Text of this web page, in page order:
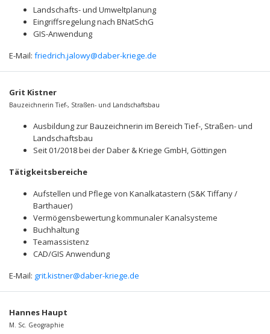
Landschafts- und Umweltplanung
Eingriffsregelung nach BNatSchG
GIS-Anwendung
E-Mail: friedrich.jalowy@daber-kriege.de
Grit Kistner
Bauzeichnerin Tief-, Straßen- und Landschaftsbau
Ausbildung zur Bauzeichnerin im Bereich Tief-, Straßen- und
Landschaftsbau
Seit 01/2018 bei der Daber & Kriege GmbH, Göttingen
Tätigkeitsbereiche
Aufstellen und Pflege von Kanalkatastern (S&K Tiffany /
Barthauer)
Vermögensbewertung kommunaler Kanalsysteme
Buchhaltung
Teamassistenz
CAD/GIS Anwendung
E-Mail: grit.kistner@daber-kriege.de
Hannes Haupt
M. Sc. Geographie